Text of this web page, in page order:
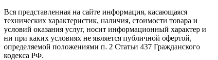
Вся представленная на сайте информация, касающаяся
технических характеристик, наличия, стоимости товара и
условий оказания услуг, носит информационный характер и
ни при каких условиях не является публичной офертой,
определяемой положениями п. 2 Статьи 437 Гражданского
кодекса РФ.